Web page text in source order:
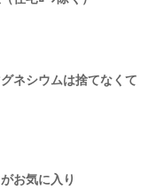
ネシウムは捨てなくて
お気に入り